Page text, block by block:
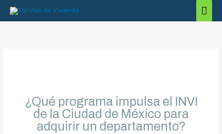
¿Qué programa impulsa el INVI
de la Ciudad de México para
adquirir un departamento?